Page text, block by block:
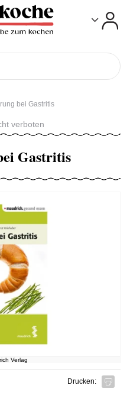
bei Gastritis
verboten
Gastritis
Verlag
Drucken: